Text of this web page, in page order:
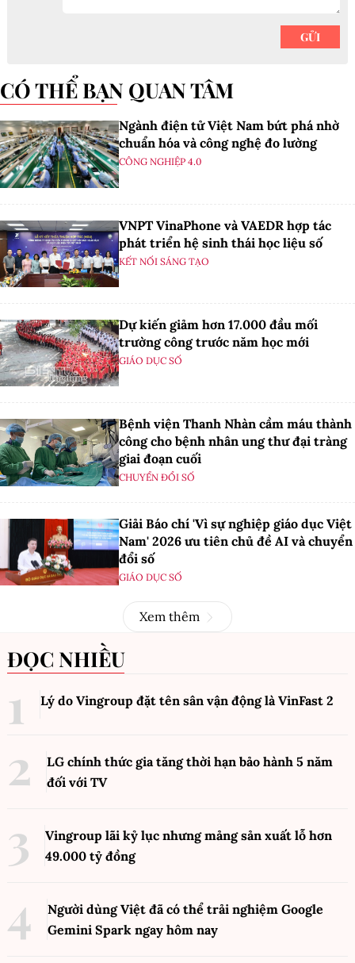
CÓ THỂ BẠN QUAN TÂM
Ngành điện tử Việt Nam bứt phá nhờ
chuẩn hóa và công nghệ đo lường
CÔNG NGHIỆP 4.0
VNPT VinaPhone và VAEDR hợp tác
phát triển hệ sinh thái học liệu số
KẾT NỐI SÁNG TẠO
Dự kiến giảm hơn 17.000 đầu mối
trường công trước năm học mới
GIÁO DỤC SỐ
Bệnh viện Thanh Nhàn cầm máu thành
công cho bệnh nhân ung thư đại tràng
giai đoạn cuối
CHUYỂN ĐỔI SỐ
Giải Báo chí 'Vì sự nghiệp giáo dục Việt
Nam' 2026 ưu tiên chủ đề AI và chuyển
đổi số
GIÁO DỤC SỐ
Xem thêm
ĐỌC NHIỀU
Lý do Vingroup đặt tên sân vận động là VinFast 2
LG chính thức gia tăng thời hạn bảo hành 5 năm
đối với TV
Vingroup lãi kỷ lục nhưng mảng sản xuất lỗ hơn
49.000 tỷ đồng
Người dùng Việt đã có thể trải nghiệm Google
Gemini Spark ngay hôm nay